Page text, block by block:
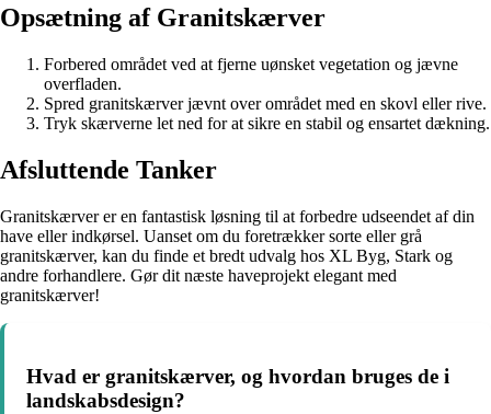
Opsætning af Granitskærver
Forbered området ved at fjerne uønsket vegetation og jævne
overfladen.
Spred granitskærver jævnt over området med en skovl eller rive.
Tryk skærverne let ned for at sikre en stabil og ensartet dækning.
Afsluttende Tanker
Granitskærver er en fantastisk løsning til at forbedre udseendet af din
have eller indkørsel. Uanset om du foretrækker sorte eller grå
granitskærver, kan du finde et bredt udvalg hos XL Byg, Stark og
andre forhandlere. Gør dit næste haveprojekt elegant med
granitskærver!
Hvad er granitskærver, og hvordan bruges de i
landskabsdesign?